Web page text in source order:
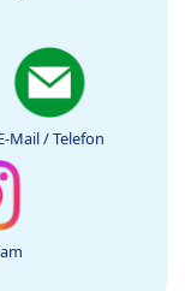
Mail / Telefon